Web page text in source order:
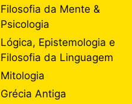
Filosofia da Mente &
Psicologia
Lógica, Epistemologia e
Filosofia da Linguagem
Mitologia
Grécia Antiga